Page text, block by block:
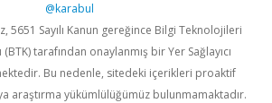
@karabul
5651 Sayılı Kanun gereğince Bilgi Teknolojileri
tarafından onaylanmış bir Yer Sağlayıcı
Bu nedenle, sitedeki içerikleri proaktif
araştırma yükümlülüğümüz bulunmamaktadır.